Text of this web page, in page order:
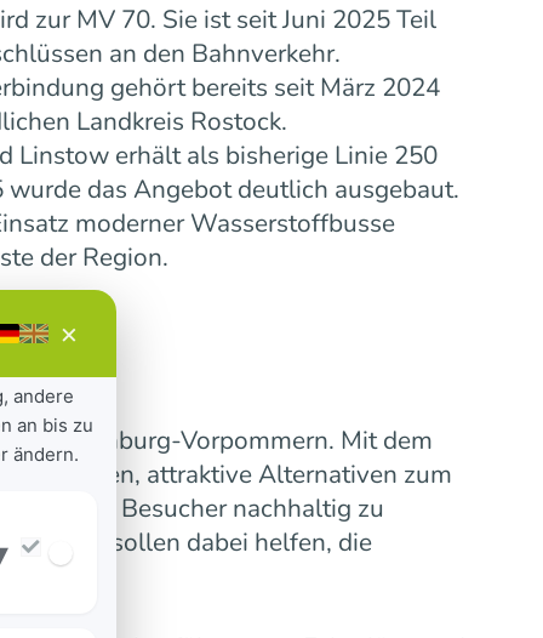
zur MV 70. Sie ist seit Juni 2025 Teil
an den Bahnverkehr.
gehört bereits seit März 2024
Landkreis Rostock.
Linstow erhält als bisherige Linie 250
das Angebot deutlich ausgebaut.
moderner Wasserstoffbusse
der Region.
Mecklenburg-Vorpommern. Mit dem
verbinden, attraktive Alternativen zum
und Besucher nachhaltig zu
sollen dabei helfen, die
×
andere
an bis zu
ändern.